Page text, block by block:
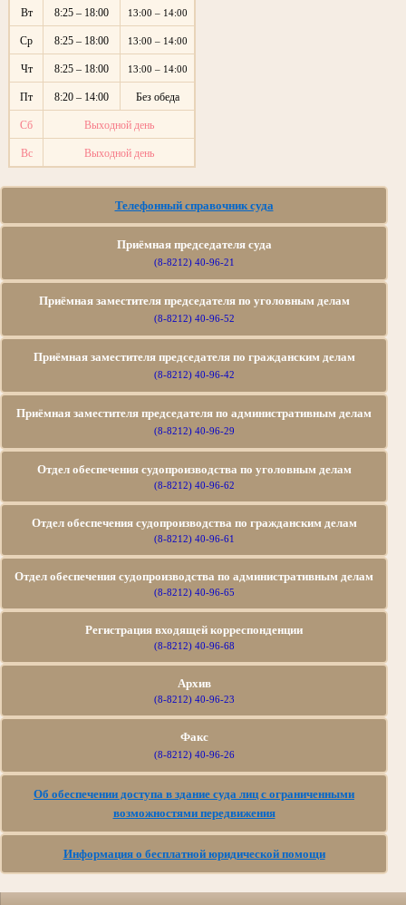
Вт 8:25 – 18:00 13:00 – 14:00
Ср 8:25 – 18:00 13:00 – 14:00
Чт 8:25 – 18:00 13:00 – 14:00
Пт 8:20 – 14:00 Без обеда
Сб Выходной день
Вс Выходной день
Телефонный справочник суда
Приёмная председателя суда
(8-8212) 40-96-21
Приёмная заместителя председателя по уголовным делам
(8-8212) 40-96-52
Приёмная заместителя председателя по гражданским делам
(8-8212) 40-96-42
Приёмная заместителя председателя по административным делам
(8-8212) 40-96-29
Отдел обеспечения судопроизводства по уголовным делам
(8-8212) 40-96-62
Отдел обеспечения судопроизводства по гражданским делам
(8-8212) 40-96-61
Отдел обеспечения судопроизводства по административным делам
(8-8212) 40-96-65
Регистрация входящей корреспонденции
(8-8212) 40-96-68
Архив
(8-8212) 40-96-23
Факс
(8-8212) 40-96-26
Об обеспечении доступа в здание суда лиц с ограниченными
возможностями передвижения
Информация о бесплатной юридической помощи